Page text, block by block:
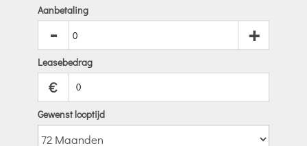
Aanbetaling
- +
Leasebedrag
€
Gewenst looptijd